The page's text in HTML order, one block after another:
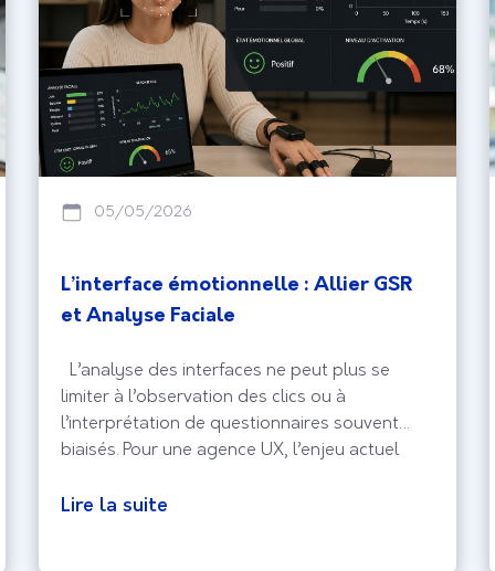
05/05/2026
L’interface émotionnelle : Allier GSR
et Analyse Faciale
L’analyse des interfaces ne peut plus se
limiter à l’observation des clics ou à
l’interprétation de questionnaires souvent
biaisés. Pour une agence UX, l’enjeu actuel
biologique brute, celle qui échappe au
Lire la suite